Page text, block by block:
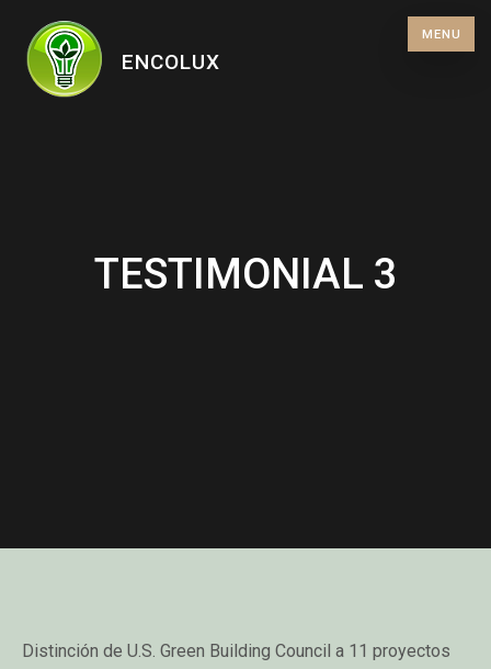
content
ENCOLUX
MENU
TESTIMONIAL 3
Distinción de U.S. Green Building Council a 11 proyectos